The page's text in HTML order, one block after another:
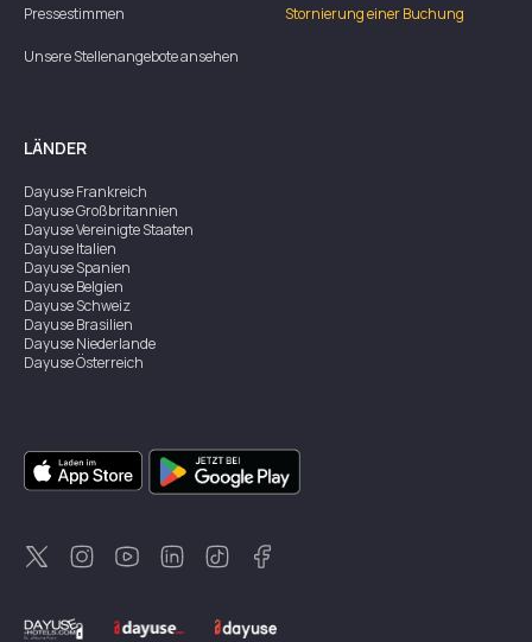
Pressestimmen
Unsere Stellenangebote ansehen
Stornierung einer Buchung
LÄNDER
DayuseFrankreich
DayuseGroßbritannien
DayuseVereinigte Staaten
DayuseItalien
DayuseSpanien
DayuseBelgien
DayuseSchweiz
DayuseBrasilien
DayuseNiederlande
DayuseÖsterreich
DayuseSingapur
DayuseZweden
DayuseThailand
DayuseNeuseeland
DayuseTürkei